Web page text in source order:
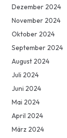
Dezember 2024
November 2024
Oktober 2024
September 2024
August 2024
Juli 2024
Juni 2024
Mai 2024
April 2024
März 2024